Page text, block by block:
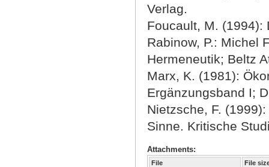
Verlag.
Foucault, M. (1994):
Rabinow, P.: Michel
Hermeneutik; Beltz
Marx, K. (1981):
Ergänzungsband I;
Nietzsche, F.
Sinne. Kritische
Attachments:
File File